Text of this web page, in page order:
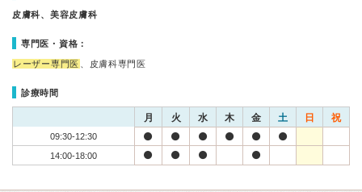
皮膚科、美容皮膚科
専門医・資格：
レーザー専門医 、皮膚科専門医
診療時間
月 火 水 木 金 土 日 祝
09:30-12:30
14:00-18:00